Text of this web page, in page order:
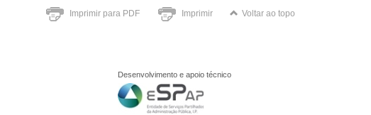
Imprimir para PDF Imprimir Voltar ao topo
Desenvolvimento e apoio técnico